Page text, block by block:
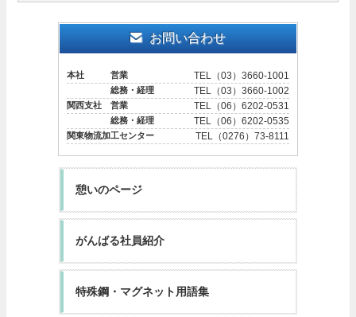
お問い合わせ
本社 営業 TEL（03）3660-1001
総務・経理 TEL（03）3660-1002
関西支社 営業 TEL（06）6202-0531
総務・経理 TEL（06）6202-0535
関東物流加工センター TEL（0276）73-8111
憩いのページ
がんばる社員紹介
特殊鋼・マグネット用語集